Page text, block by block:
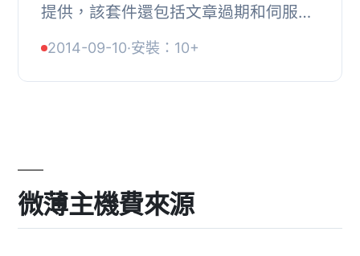
提供，該套件還包括文章過期和伺服器
刪除外掛。該外掛可以發現標題相同的
文章，並將...
2014-09-10·安裝：10+
微薄主機費來源